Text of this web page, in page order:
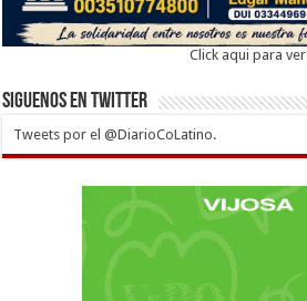
Click aqui para ver
Siguenos en twitter
Tweets por el @DiarioCoLatino.